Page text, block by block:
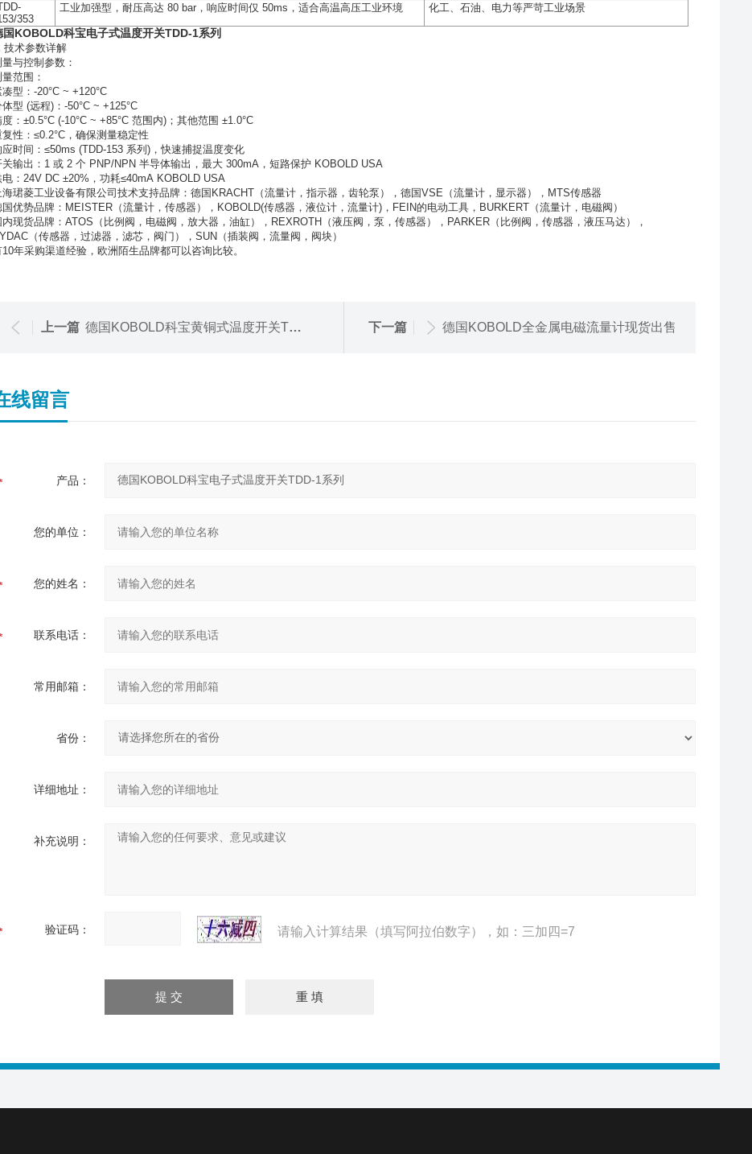
353
工业加强型，耐压高达 80 bar，响应时间仅 50ms ，适合高温高压工业环境 化工、石油、电力等严苛工业场景
国KOBOLD科宝电子式温度开关TDD-1系列
技术参数详解
量与控制参数：
范围：
凑型：-20°C ~ +120°C
体型 (远程)：-50°C ~ +125°C
度：±0.5°C (-10°C ~ +85°C 范围内)；其他范围 ±1.0°C
复性：≤0.2°C，确保测量稳定性
应时间：≤50ms (TDD-153 系列)，快速捕捉温度变化
关输出：1 或 2 个 PNP/NPN 半导体输出，最大 300mA，短路保护 KOBOLD USA
电： 24V DC ±20% ，功耗≤40mA KOBOLD USA
海珺菱工业设备有限公司技术支持品牌：德国KRACHT（流量计，指示器，齿轮泵），德国VSE（流量计，显示器），MTS传感器
国优势品牌：MEISTER（流量计，传感器），KOBOLD(传感器，液位计，流量计)，FEIN的电动工具，BURKERT（流量计，电磁阀）
内现货品牌：ATOS（比例阀，电磁阀，放大器，油缸），REXROTH（液压阀，泵，传感器），PARKER（比例阀，传感器，液压马达），
（传感器，过滤器，滤芯，阀门），SUN（插装阀，流量阀，阀块）
10年采购渠道经验，欧洲陌生品牌都可以咨询比较。
上一篇 德国KOBOLD科宝黄铜式温度开关TRS系列 下一篇 德国KOBOLD全金属电磁流量计现货出售
线留言
产品：
您的单位：
您的姓名：
联系电话：
常用邮箱：
省份：
详细地址：
补充说明：
验证码： 请输入计算结果（填写阿拉伯数字），如：三加四=7